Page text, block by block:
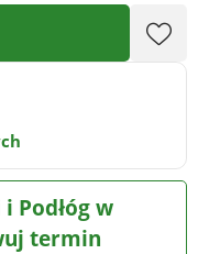
Podłóg w
termin